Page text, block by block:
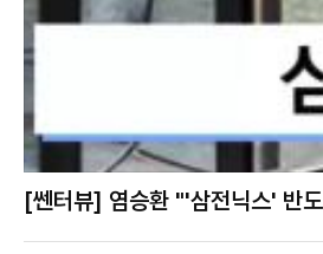
[쎈터뷰] 염승환 "'삼전닉